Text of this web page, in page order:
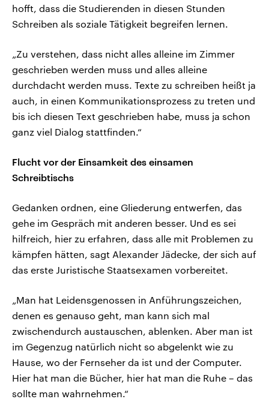
hofft, dass die Studierenden in diesen Stunden
Schreiben als soziale Tätigkeit begreifen lernen.
„Zu verstehen, dass nicht alles alleine im Zimmer
geschrieben werden muss und alles alleine
durchdacht werden muss. Texte zu schreiben heißt ja
auch, in einen Kommunikationsprozess zu treten und
bis ich diesen Text geschrieben habe, muss ja schon
ganz viel Dialog stattfinden.“
Flucht vor der Einsamkeit des einsamen
Schreibtischs
Gedanken ordnen, eine Gliederung entwerfen, das
gehe im Gespräch mit anderen besser. Und es sei
hilfreich, hier zu erfahren, dass alle mit Problemen zu
kämpfen hätten, sagt Alexander Jädecke, der sich auf
das erste Juristische Staatsexamen vorbereitet.
„Man hat Leidensgenossen in Anführungszeichen,
denen es genauso geht, man kann sich mal
zwischendurch austauschen, ablenken. Aber man ist
im Gegenzug natürlich nicht so abgelenkt wie zu
Hause, wo der Fernseher da ist und der Computer.
Hier hat man die Bücher, hier hat man die Ruhe – das
sollte man wahrnehmen.“